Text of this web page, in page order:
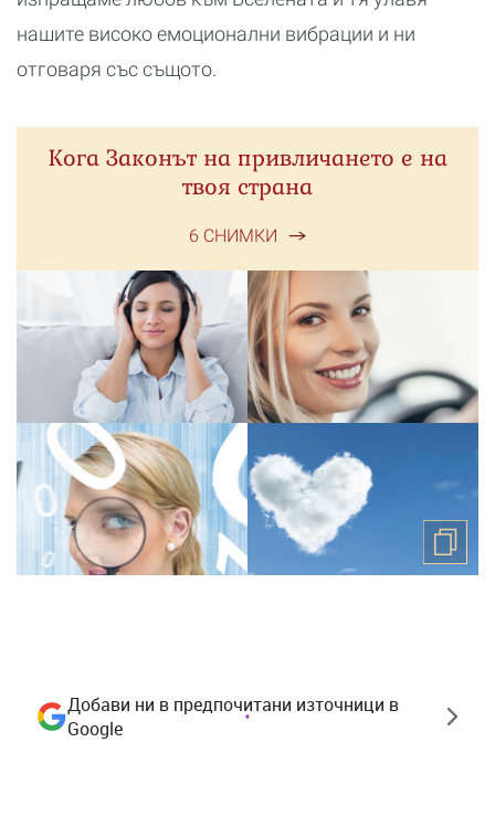
нашите високо емоционални вибрации и ни
отговаря със същото.
Кога Законът на привличането е на
твоя страна
6 СНИМКИ
Добави ни в предпочитани източници в
Google